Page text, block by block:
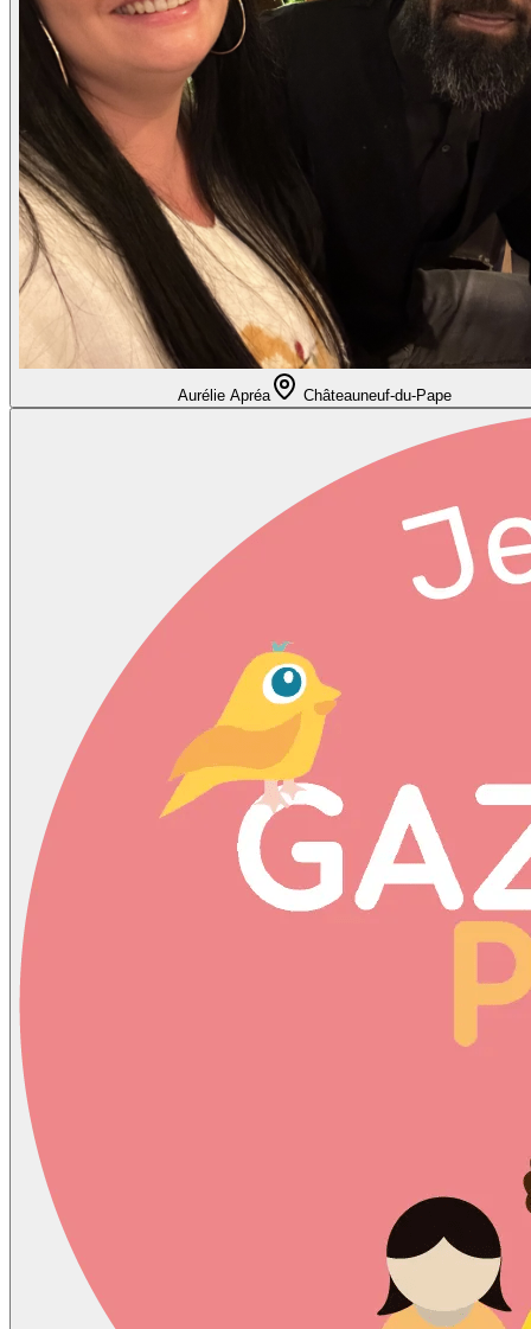
Aurélie Apréa Châteauneuf-du-Pape